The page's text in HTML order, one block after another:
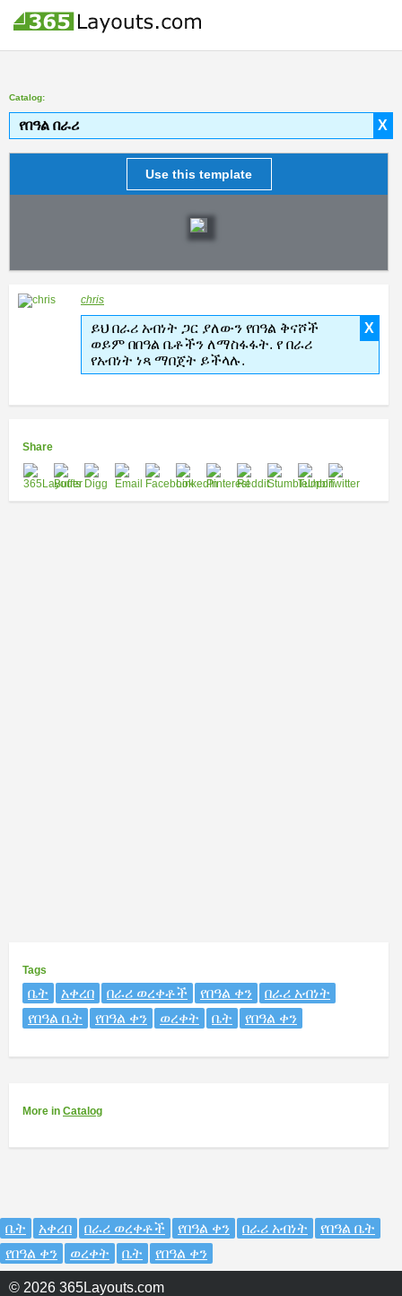
Catalog:
X
የበዓል በራሪ
Use this template
chris
X
ይህ በራሪ አብነት ጋር ያለውን የበዓል ቅናሾች
ወይም በበዓል ቤቶችን ለማስፋፋት. የ በራሪ
የአብነት ነጻ ማበጀት ይችላሉ.
Share
Tags
ቤት አቀረበ በራሪ ወረቀቶች የበዓል ቀን
በራሪ አብነት
የበዓል ቤት
የበዓል ቀን ወረቀት ቤት የበዓል ቀን
More in Catalog
ቤት አቀረበ በራሪ ወረቀቶች የበዓል ቀን በራሪ አብነት
የበዓል ቤት
የበዓል ቀን
ወረቀት ቤት የበዓል ቀን
© 2026 365Layouts.com